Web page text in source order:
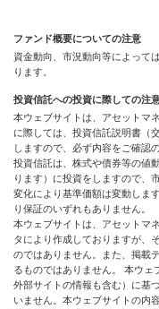
ファンド概要についての注意
資金動向、市況動向等によって
ります。
投資信託への投資に際しての注
本ウェブサイトは、アセットマ
に際しては、投資信託説明書（
しますので、必ず内容をご確認
投資信託は、株式や債券等の値
ります）に投資をしますので、
変化により基準価額は変動しま
り保証のいずれもありません。
本ウェブサイトは、アセットマ
タにより作成しておりますが、
のではありません。また、掲載
るものではありません。 本ウェ
外部サイトの情報も含む）に基
いません。本ウェブサイトの内